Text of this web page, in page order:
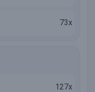
73x
127x